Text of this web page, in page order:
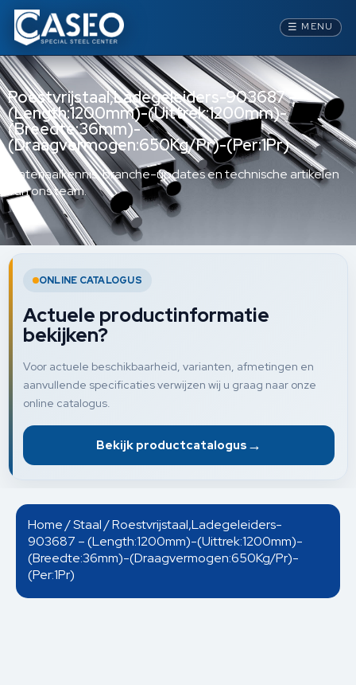
☰ MENU
Roestvrijstaal,Ladegeleiders-903687 –
(Length:1200mm)-(Uittrek:1200mm)-
(Breedte:36mm)-
(Draagvermogen:650Kg/Pr)-(Per:1Pr)
Materiaalkennis, branche-updates en technische artikelen
van ons team.
ONLINE CATALOGUS
Actuele productinformatie
bekijken?
Voor actuele beschikbaarheid, varianten, afmetingen en
aanvullende specificaties verwijzen wij u graag naar onze
online catalogus.
Bekijk productcatalogus →
Home/Staal/ Roestvrijstaal,Ladegeleiders-
903687 – (Length:1200mm)-(Uittrek:1200mm)-
(Breedte:36mm)-(Draagvermogen:650Kg/Pr)-
(Per:1Pr)